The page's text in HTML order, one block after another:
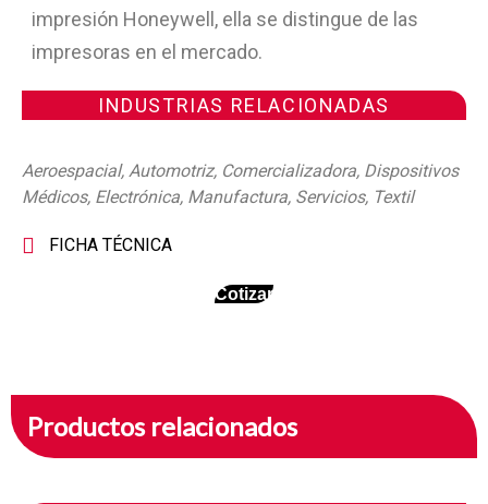
impresión Honeywell, ella se distingue de las
impresoras en el mercado.
INDUSTRIAS RELACIONADAS
Aeroespacial, Automotriz, Comercializadora, Dispositivos
Médicos, Electrónica, Manufactura, Servicios, Textil
FICHA TÉCNICA
Cotizar
Productos relacionados